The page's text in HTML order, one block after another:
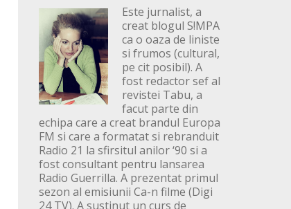
Este jurnalist, a
creat blogul S!MPA
ca o oaza de liniste
si frumos (cultural,
pe cit posibil). A
fost redactor sef al
revistei Tabu, a
facut parte din
echipa care a creat brandul Europa
FM si care a formatat si rebranduit
Radio 21 la sfirsitul anilor ‘90 si a
fost consultant pentru lansarea
Radio Guerrilla. A prezentat primul
sezon al emisiunii Ca-n filme (Digi
24 TV). A sustinut un curs de